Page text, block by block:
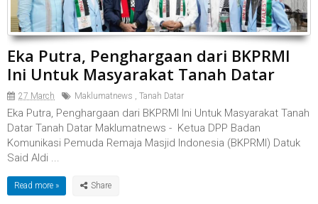
Eka Putra, Penghargaan dari BKPRMI
Ini Untuk Masyarakat Tanah Datar
27 March Maklumatnews , Tanah Datar
Eka Putra, Penghargaan dari BKPRMI Ini Untuk Masyarakat Tanah
Datar Tanah Datar Maklumatnews - Ketua DPP Badan
Komunikasi Pemuda Remaja Masjid Indonesia (BKPRMI) Datuk
Said Aldi ...
Read more »